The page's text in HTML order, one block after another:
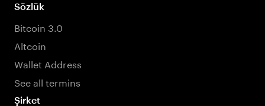
Sözlük
Bitcoin 3.0
Altcoin
Wallet Address
See all termins
Şirket